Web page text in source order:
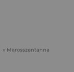
Marosszentanna